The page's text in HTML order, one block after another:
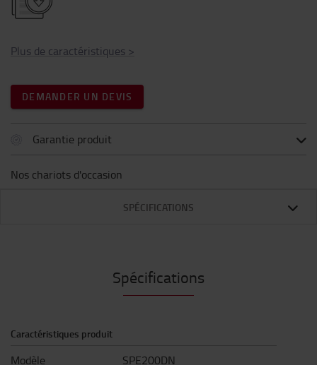
Plus de caractéristiques >
DEMANDER UN DEVIS
Garantie produit
Nos chariots d'occasion
SPÉCIFICATIONS
Spécifications
Caractéristiques produit
Modèle SPE200DN